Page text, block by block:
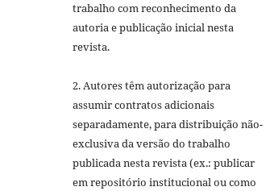
trabalho com reconhecimento da
autoria e publicação inicial nesta
revista.
2. Autores têm autorização para
assumir contratos adicionais
separadamente, para distribuição não-
exclusiva da versão do trabalho
publicada nesta revista (ex.: publicar
em repositório institucional ou como